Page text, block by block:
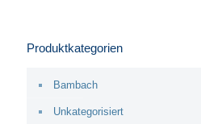
Produktkategorien
Bambach
Unkategorisiert